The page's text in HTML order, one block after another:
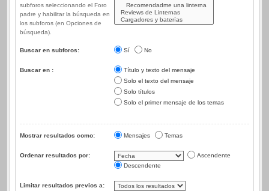
subforos seleccionando el Foro
padre y habilitar la búsqueda en
los subforos (en Opciones de
búsqueda).
Buscar en subforos: Sí No
Buscar en :
Título y texto del mensaje
Solo el texto del mensaje
Solo títulos
Solo el primer mensaje de los temas
Mostrar resultados como: Mensajes Temas
Ordenar resultados por:
Ascendente
Descendente
Limitar resultados previos a: